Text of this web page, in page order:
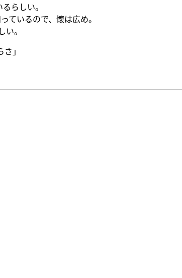
らしい。
ているので、懐は広め。
い。
」